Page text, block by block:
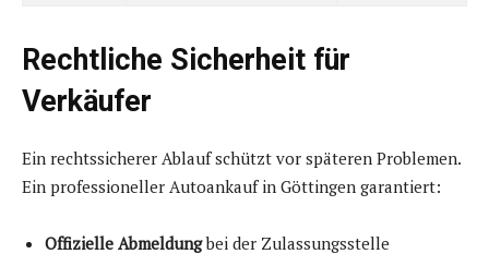
Rechtliche Sicherheit für
Verkäufer
Ein rechtssicherer Ablauf schützt vor späteren Problemen.
Ein professioneller Autoankauf in Göttingen garantiert:
Offizielle Abmeldungbei der Zulassungsstelle